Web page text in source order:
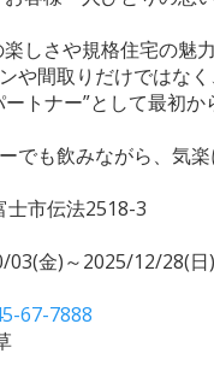
楽しさや規格住宅の魅
や間取りだけではな
トナー”として最初
でも飲みながら、気
士市伝法2518-3
03(金)～2025/12/28(日)
67-7888